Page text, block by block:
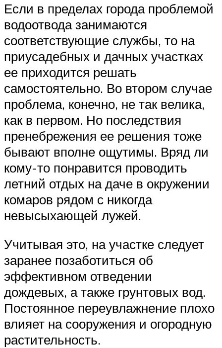
Если в пределах города проблемой
водоотвода занимаются
соответствующие службы, то на
приусадебных и дачных участках
ее приходится решать
самостоятельно. Во втором случае
проблема, конечно, не так велика,
как в первом. Но последствия
пренебрежения ее решения тоже
бывают вполне ощутимы. Вряд ли
кому-то понравится проводить
летний отдых на даче в окружении
комаров рядом с никогда
невысыхающей лужей.
Учитывая это, на участке следует
заранее позаботиться об
эффективном отведении
дождевых, а также грунтовых вод.
Постоянное переувлажнение плохо
влияет на сооружения и огородную
растительность.